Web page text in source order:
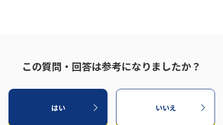
この質問・回答は参考になりましたか？
はい いいえ